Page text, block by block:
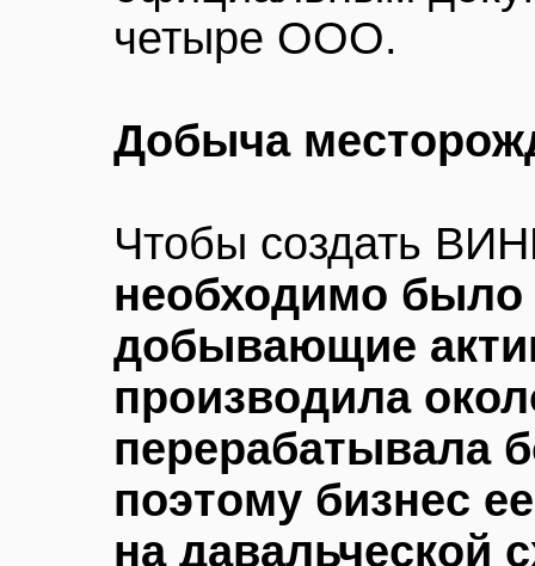
четыре ООО.
Добыча
Чтобы создать
необходимо было
добывающие
производила
перерабатывала
поэтому бизнес
на давальческой